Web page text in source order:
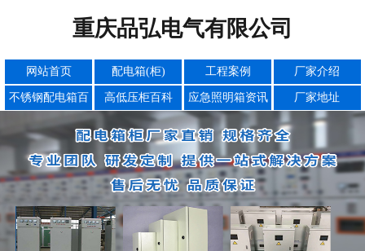
重庆品弘电气有限公司
网站首页 配电箱(柜) 工程案例 厂家介绍
不锈钢配电箱百
高低压柜百科 应急照明箱资讯 厂家地址